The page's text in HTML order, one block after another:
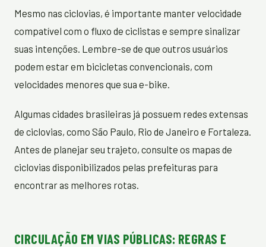
Mesmo nas ciclovias, é importante manter velocidade
compatível com o fluxo de ciclistas e sempre sinalizar
suas intenções. Lembre-se de que outros usuários
podem estar em bicicletas convencionais, com
velocidades menores que sua e-bike.
Algumas cidades brasileiras já possuem redes extensas
de ciclovias, como São Paulo, Rio de Janeiro e Fortaleza.
Antes de planejar seu trajeto, consulte os mapas de
ciclovias disponibilizados pelas prefeituras para
encontrar as melhores rotas.
CIRCULAÇÃO EM VIAS PÚBLICAS: REGRAS E